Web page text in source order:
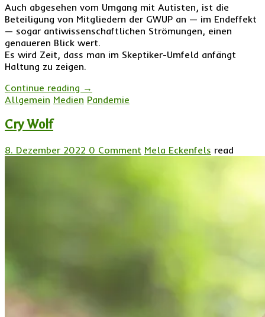
Auch abgesehen vom Umgang mit Autisten, ist die
Beteiligung von Mitgliedern der GWUP an — im Endeffekt
— sogar antiwissenschaftlichen Strömungen, einen
genaueren Blick wert.
Es wird Zeit, dass man im Skeptiker-Umfeld anfängt
Haltung zu zeigen.
Continue reading →
Allgemein Medien Pandemie
Cry Wolf
8. Dezember 2022 0 Comment Mela Eckenfels read